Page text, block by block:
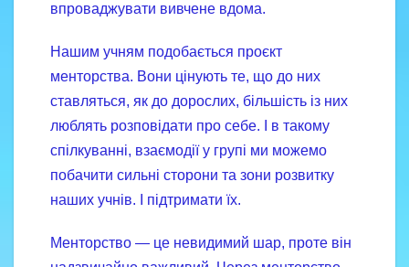
впроваджувати вивчене вдома.
Нашим учням подобається проєкт
менторства. Вони цінують те, що до них
ставляться, як до дорослих, більшість із них
люблять розповідати про себе. І в такому
спілкуванні, взаємодії у групі ми можемо
побачити сильні сторони та зони розвитку
наших учнів. І підтримати їх.
Менторство — це невидимий шар, проте він